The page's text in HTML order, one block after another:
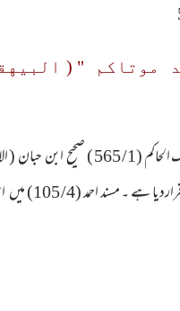
موتاكم " (
269 ح2991 ونسخہ محققہ ح: 3002) سنن ابی داود (3121) اور